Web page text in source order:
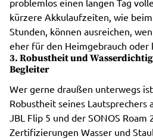
kürzere Akkulaufzeiten, wie
Stunden, können ausreichen,
eher für den Heimgebrauch oder
3. Robustheit und
Begleiter
Wer gerne draußen unterwegs
Robustheit seines Lautsprechers
JBL Flip 5 und der SONOS
Zertifizierungen Wasser und